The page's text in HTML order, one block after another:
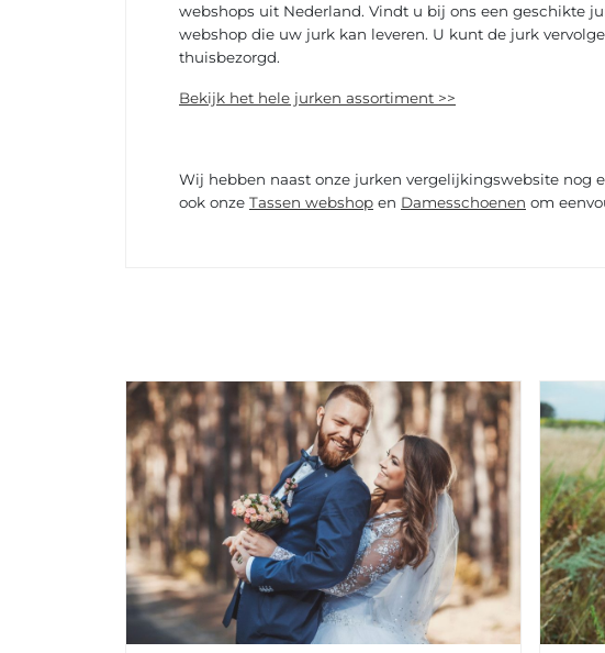
webshops uit Nederland. Vindt u bij ons een geschikte
webshop die uw jurk kan leveren. U kunt de jurk
thuisbezorgd.
Bekijk het hele jurken assortiment >>
Wij hebben naast onze jurken vergelijkingswebsite nog
ook onze Tassen webshop en Damesschoenen om